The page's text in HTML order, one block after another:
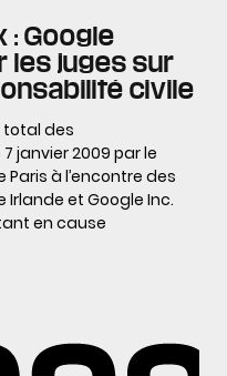
: Google
les juges sur
civile
total des
janvier 2009 par le
à l’encontre des
Irlande et Google Inc.
en cause